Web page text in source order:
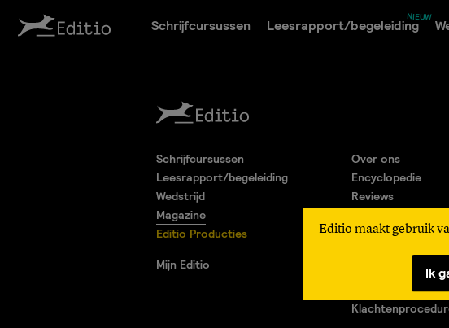
Schrijfcursussen Leesrapport/begeleiding
Editio maakt gebruik
Ik
Schrijfcursussen
Leesrapport/begeleiding
Wedstrijd
Magazine
Editio Producties
Mijn Editio
Over ons
Encyclopedie
Reviews
Algemene
Privacy Statement
Vragen & Contact